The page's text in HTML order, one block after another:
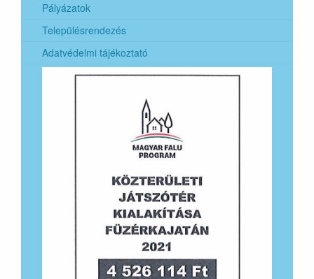
választása
Pályázatok
Településrendezés
Adatvédelmi tájékoztató